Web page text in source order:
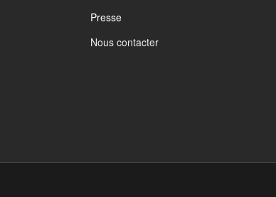
Presse
Nous contacter